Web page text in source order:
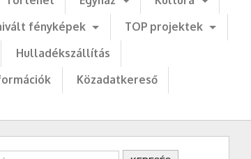
fényképek
TOP projektek
Hulladékszállítás
Közadatkereső